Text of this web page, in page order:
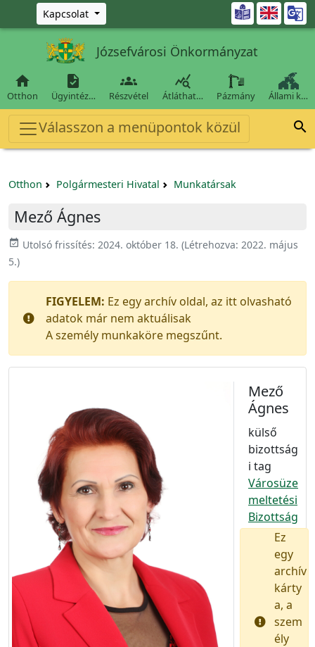
Ugrás a fő tartalomra
Kapcsolat 
Józsefvárosi Önkormányzat

Otthon

Ügyintéz…

Részvétel

Átláthat… Pázmány Állami k…
Válasszon a menüpontok közül 
Otthon Polgármesteri Hivatal Munkatársak
Mező Ágnes
event_available Utolsó frissítés: 2024. október 18. (Létrehozva: 2022. május
5.)
FIGYELEM: Ez egy archív oldal, az itt olvasható
adatok már nem aktuálisak
A személy munkaköre megszűnt.
Mező
Ágnes
külső
bizottság
i tag
Városüze
meltetési
Bizottság
Ez
egy
archív
kárty
a, a
szem
ély